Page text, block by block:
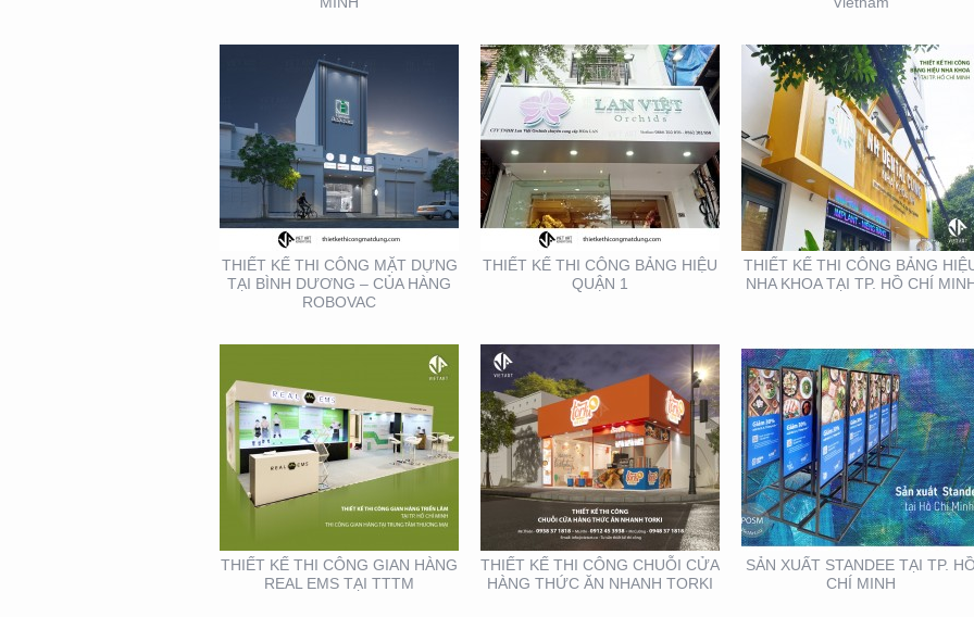
THIẾT KẾ THI CÔNG MẶT DỰNG
TẠI BÌNH DƯƠNG – CỦA HÀNG
ROBOVAC
THIẾT KẾ THI CÔNG BẢNG HIỆU
QUẬN 1
THIẾT KẾ THI CÔNG BẢNG
NHA KHOA TẠI TP. HỒ CHÍ
THIẾT KẾ THI CÔNG
GIAN HÀNG REAL EMS
TẠI TTTM
THIẾT KẾ THI CÔNG GIAN HÀNG
REAL EMS TẠI TTTM
THIẾT KẾ THI CÔNG
CHUỖI CỬA HÀNG
THỨC ĂN NHANH TORKI
THIẾT KẾ THI CÔNG CHUỖI CỬA
HÀNG THỨC ĂN NHANH TORKI
SẢN XUẤT STANDEE TẠI
TP. HỒ CHÍ MINH
SẢN XUẤT STANDEE TẠI TP. HỒ
CHÍ MINH
THIẾT KẾ- THI CÔNG
BẢNG HIỆU ” NHA KHOA
NH
THIẾT KẾ SẢN XUẤT KỆ
TRƯNG BÀY ĐẠI LÝ TẠI
TP. HỒ CHÍ MINH
THIẾT KẾ THI CÔNG KỆ
TRƯNG BÀY SẢN PHẨM
TẠI TP. HỒ CHÍ MINH